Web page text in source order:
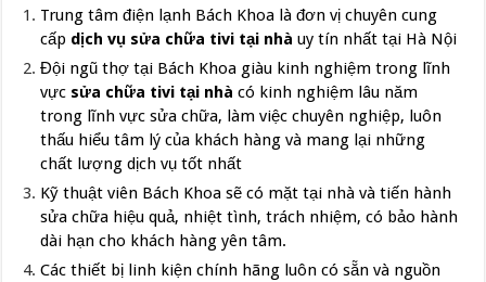
Trung tâm điện lạnh Bách Khoa là đơn vị chuyên cung
cấp dịch vụ sửa chữa tivi tại nhàuy tín nhất tại Hà Nội
Đội ngũ thợ tại Bách Khoa giàu kinh nghiệm trong lĩnh
vực sửa chữa tivi tại nhà có kinh nghiệm lâu năm
trong lĩnh vực sửa chữa, làm việc chuyên nghiệp, luôn
thấu hiểu tâm lý của khách hàng và mang lại những
chất lượng dịch vụ tốt nhất
Kỹ thuật viên Bách Khoa sẽ có mặt tại nhà và tiến hành
sửa chữa hiệu quả, nhiệt tình, trách nhiệm, có bảo hành
dài hạn cho khách hàng yên tâm.
Các thiết bị linh kiện chính hãng luôn có sẵn và nguồn